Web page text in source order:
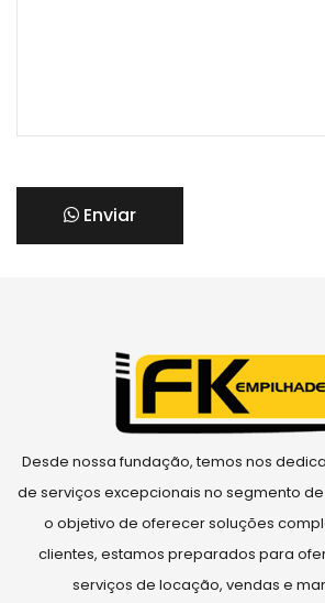
Enviar
Desde nossa fundação, temos nos
de serviços excepcionais no segmento
o objetivo de oferecer soluções
clientes, estamos preparados para
serviços de locação, vendas e